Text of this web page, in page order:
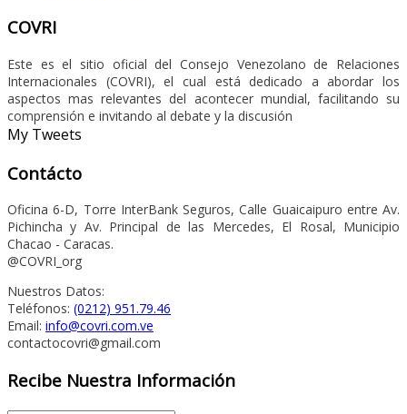
COVRI
Este es el sitio oficial del Consejo Venezolano de Relaciones
Internacionales (COVRI), el cual está dedicado a abordar los
aspectos mas relevantes del acontecer mundial, facilitando su
comprensión e invitando al debate y la discusión
My Tweets
Contácto
Oficina 6-D, Torre InterBank Seguros, Calle Guaicaipuro entre Av.
Pichincha y Av. Principal de las Mercedes, El Rosal, Municipio
Chacao - Caracas.
@COVRI_org
Nuestros Datos:
Teléfonos: (0212) 951.79.46
Email: info@covri.com.ve
contactocovri@gmail.com
Recibe Nuestra Información